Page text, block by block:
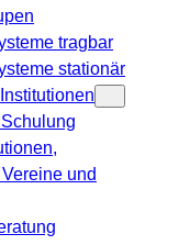
tragbar
stationär
und